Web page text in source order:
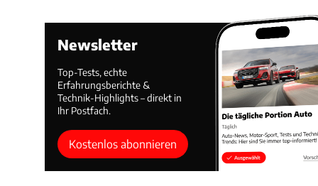
Newsletter
Top-Tests, echte
Erfahrungsberichte &
Technik-Highlights – direkt in
Ihr Postfach.
Kostenlos abonnieren